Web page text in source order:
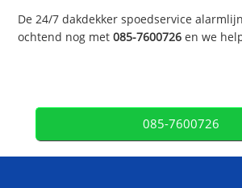
De 24/7 dakdekker spoedservice
ochtend nog met085-7600726 en we
085-7600726